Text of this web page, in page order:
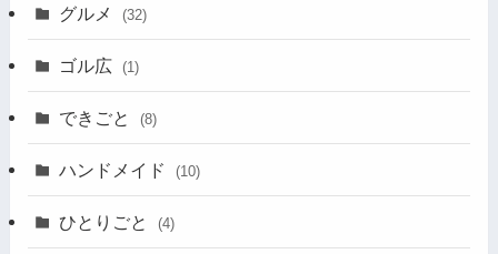
グルメ (32)
ゴル広 (1)
できごと (8)
ハンドメイド (10)
ひとりごと (4)